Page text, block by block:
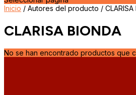
Inicio / Autores del producto / CLARISA
CLARISA BIONDA
No se han encontrado productos que